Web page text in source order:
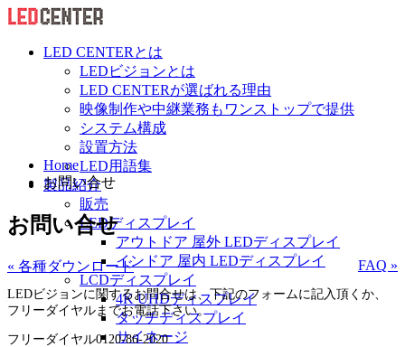
LED CENTERとは
LEDビジョンとは
LED CENTERが選ばれる理由
映像制作や中継業務もワンストップで提供
システム構成
設置方法
LED用語集
製品紹介
販売
LEDディスプレイ
アウトドア 屋外 LEDディスプレイ
インドア 屋内 LEDディスプレイ
LCDディスプレイ
4K UHDディスプレイ
タッチディスプレイ
サイネージ
Home
お問い合せ
お問い合せ
« 各種ダウンロード FAQ »
LEDビジョンに関するお問合せは、下記のフォームに記入頂くか、
フリーダイヤルまでお電話下さい。
フリーダイヤル0120-86-2020